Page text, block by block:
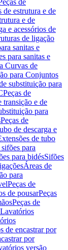
de
de estrutura e de
e de
e acessórios de
de ligação
sanitas e
para sanitas e
Curvas de
para Conjuntos
substituição para
Peças de
transição e de
para
Peças de
de descarga e
de tubo
para
para bidésSifões
Áreas de
para
Peças de
de pousarPeças
Peças de
Lavatórios
de encastrar por
por
versão